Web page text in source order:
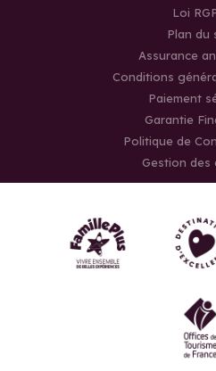
Loi
Plan du
Assurance
Conditions
Paiement
Garantie
Politique de
Gestion des